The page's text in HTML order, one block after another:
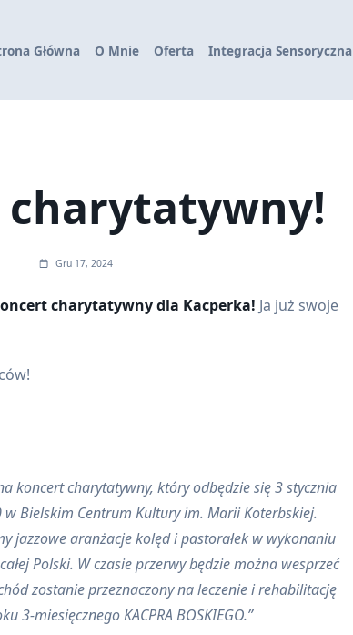
Główna O Mnie Oferta Integracja Sensoryczna
charytatywny!
Gru 17, 2024
charytatywny dla Kacperka! Ja już swoje
koncert charytatywny, który odbędzie się 3 stycznia
Bielskim Centrum Kultury im. Marii Koterbskiej.
jazzowe aranżacje kolęd i pastorałek w wykonaniu
Polski. W czasie przerwy będzie można wesprzeć
zostanie przeznaczony na leczenie i rehabilitację
3-miesięcznego KACPRA BOSKIEGO.